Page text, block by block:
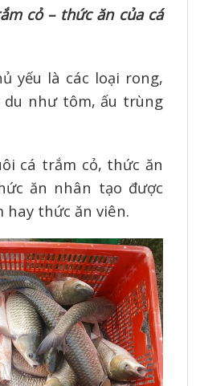
cỏ – thức ăn của cá
yếu là các loại rong,
du như tôm, ấu trùng
cá trắm cỏ, thức ăn
ăn nhân tạo được
hay thức ăn viên.